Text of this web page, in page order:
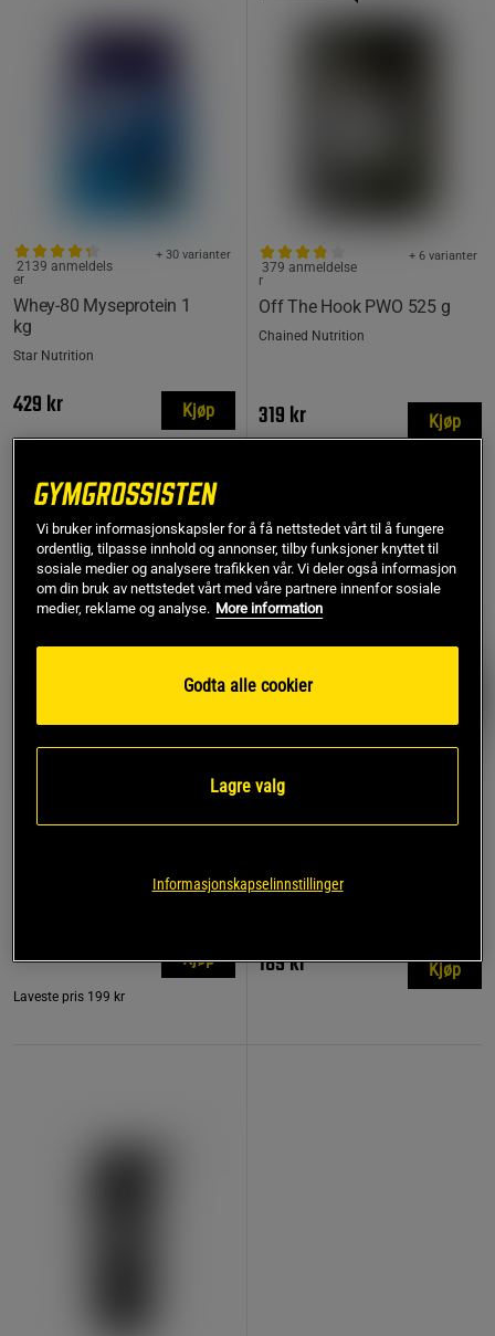
Whey-80 Myseprotein 1
kg
+ 30 varianter
2139 anmeldels
er
Star Nutrition
429 kr Kjøp
Off The Hook PWO 525 g
+ 6 varianter
379 anmeldelse
r
Chained Nutrition
319 kr Kjøp
TOPPSELGERE
PRISFUNN
Kreatin Monohydrat 500 g
199 kr
Laveste pris 199 kr
Kjøp
Star Nutrition Gear
189 kr Kjøp
Vi bruker informasjonskapsler for å få nettstedet vårt til å fungere
ordentlig, tilpasse innhold og annonser, tilby funksjoner knyttet til
sosiale medier og analysere trafikken vår. Vi deler også informasjon
om din bruk av nettstedet vårt med våre partnere innenfor sosiale
medier, reklame og analyse. More information
Godta alle cookier
Lagre valg
Informasjonskapselinnstillinger